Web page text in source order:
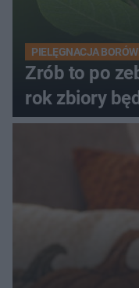
PIELĘGNACJA
Zrób to po
rok zbiory